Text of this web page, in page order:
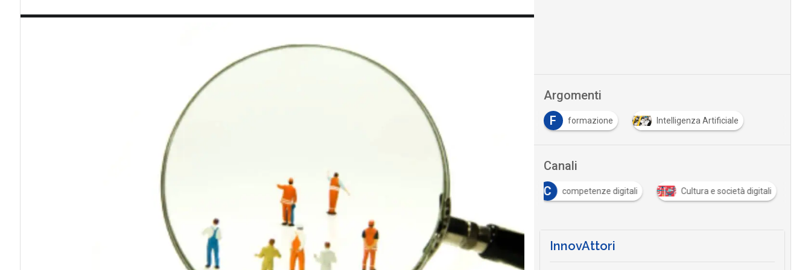
Argomenti
F
formazione Intelligenza Artificiale
Canali
C
competenze digitali Cultura e società digitali
InnovAttori